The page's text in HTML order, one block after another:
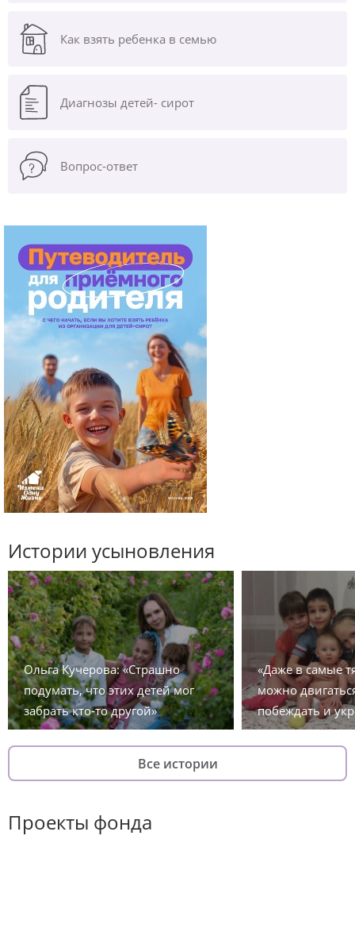
Как взять ребенка в семью
Диагнозы детей- сирот
Вопрос-ответ
Истории усыновления
Ольга Кучерова: «Страшно
подумать, что этих детей мог
забрать кто-то другой»
«Даже в самые
можно
побеждать и
Все истории
Проекты фонда